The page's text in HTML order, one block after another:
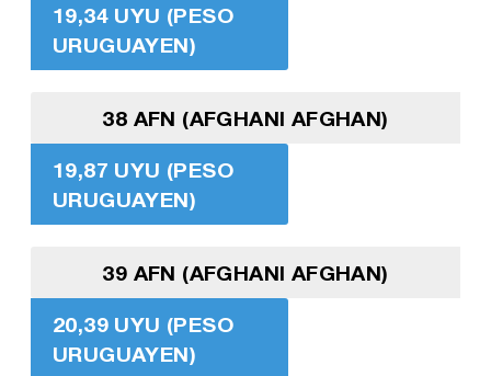
19,34 UYU (PESO
URUGUAYEN)
38 AFN (AFGHANI AFGHAN)
19,87 UYU (PESO
URUGUAYEN)
39 AFN (AFGHANI AFGHAN)
20,39 UYU (PESO
URUGUAYEN)